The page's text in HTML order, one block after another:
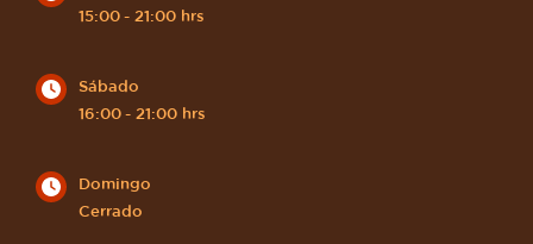
15:00 - 21:00 hrs
Sábado
16:00 - 21:00 hrs
Domingo
Cerrado